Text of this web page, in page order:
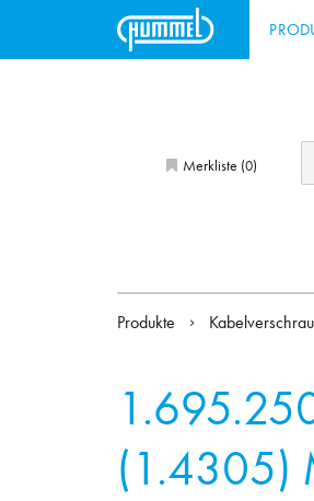
Merkliste (0)
Produkte
(1.4305)